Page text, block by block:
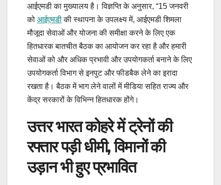
आईएमडी का मुख्यालय है। विज्ञप्ति के अनुसार, “15 जनवरी
को आईएमडीकी स्थापना के उपलक्ष्य में, आईएमडी शिमला
मौजूदा सेवाओं और योजना की समीक्षा करने के लिए एक
हितधारक बातचीत बैठक का आयोजन कर रहा है और हमारी
सेवाओं को और अधिक प्रभावी और उपयोगकर्ता बनाने के लिए
उपयोगकर्ता विभाग से इनपुट और फीडबैक लेने का इरादा
रखता है। बैठक में भाग लेने वालों में मीडिया सहित राज्य और
केंद्र सरकारों के विभिन्न हितधारक होंगे।
उत्तर भारत कोहरे में ट्रेनों की
रफ्तार पड़ी धीमी, विमानों की
उड़ान भी हुए प्रभावित